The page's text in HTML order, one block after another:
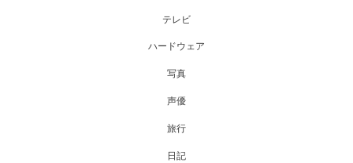
テレビ
ハードウェア
写真
声優
旅行
日記